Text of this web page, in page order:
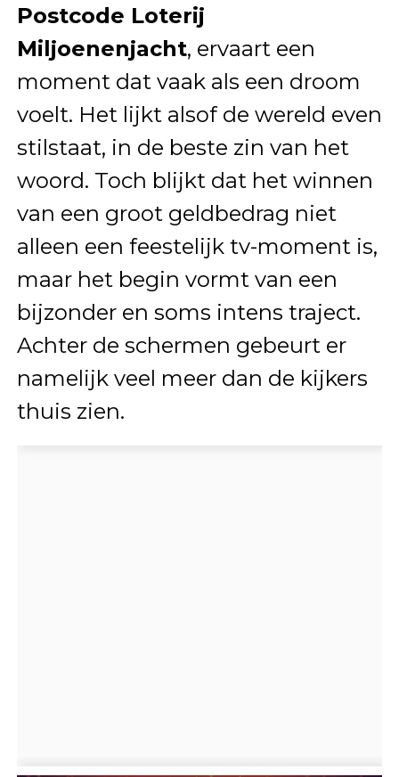
Postcode Loterij
Miljoenenjacht, ervaart een
moment dat vaak als een droom
voelt. Het lijkt alsof de wereld even
stilstaat, in de beste zin van het
woord. Toch blijkt dat het winnen
van een groot geldbedrag niet
alleen een feestelijk tv-moment is,
maar het begin vormt van een
bijzonder en soms intens traject.
Achter de schermen gebeurt er
namelijk veel meer dan de kijkers
thuis zien.